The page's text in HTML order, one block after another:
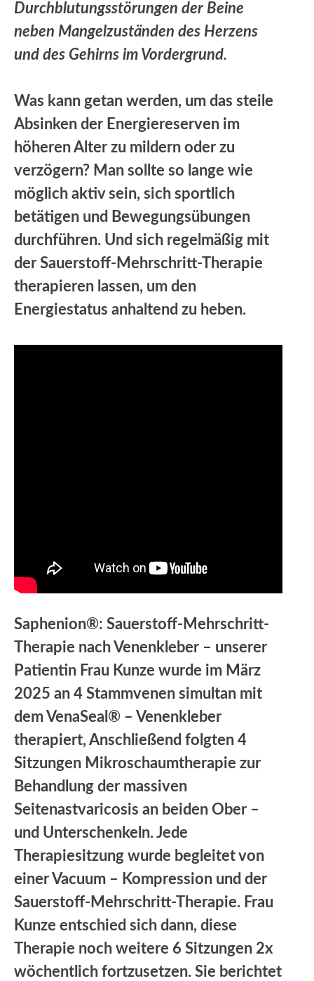
Durchblutungsstörungen der Beine
neben Mangelzuständen des Herzens
und des Gehirns im Vordergrund.
Was kann getan werden, um das steile
Absinken der Energiereserven im
höheren Alter zu mildern oder zu
verzögern? Man sollte so lange wie
möglich aktiv sein, sich sportlich
betätigen und Bewegungsübungen
durchführen. Und sich regelmäßig mit
der Sauerstoff-Mehrschritt-Therapie
therapieren lassen, um den
Energiestatus anhaltend zu heben.
Saphenion®: Sauerstoff-Mehrschritt-
Therapie nach Venenkleber – unserer
Patientin Frau Kunze wurde im März
2025 an 4 Stammvenen simultan mit
dem VenaSeal® – Venenkleber
therapiert, Anschließend folgten 4
Sitzungen Mikroschaumtherapie zur
Behandlung der massiven
Seitenastvaricosis an beiden Ober –
und Unterschenkeln. Jede
Therapiesitzung wurde begleitet von
einer Vacuum – Kompression und der
Sauerstoff-Mehrschritt-Therapie. Frau
Kunze entschied sich dann, diese
Therapie noch weitere 6 Sitzungen 2x
wöchentlich fortzusetzen. Sie berichtet